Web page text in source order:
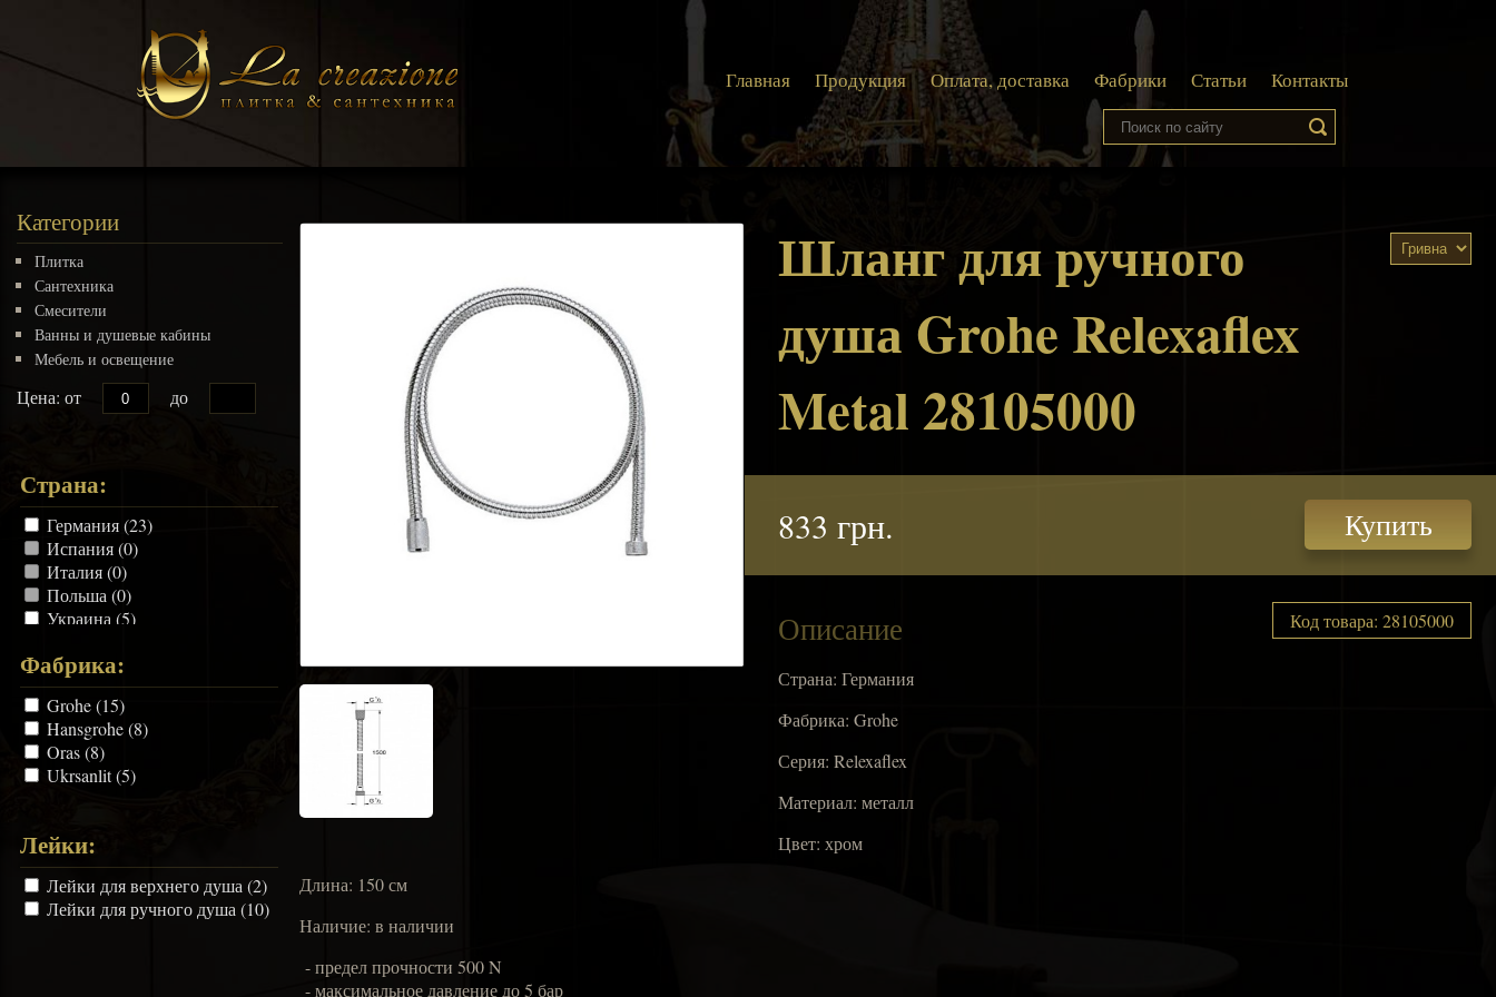
Главная Продукция Оплата, доставка Фабрики Статьи Контакты
Категории
Плитка
Сантехника
Смесители
Ванны и душевые кабины
Мебель и освещение
Цена: от до
Страна:
Германия (23)
Испания (0)
Италия (0)
Польша (0)
Украина (5)
Чехия (0)
Фабрика:
Grohe (15)
Hansgrohe (8)
Oras (8)
Ukrsanlit (5)
Лейки:
Лейки для верхнего душа (2)
Лейки для ручного душа (10)
Шланг для ручного
душа Grohe Relexaflex
Metal 28105000
833 грн. Купить
Описание Код товара: 28105000
Страна: Германия
Фабрика: Grohe
Серия: Relexaflex
Материал: металл
Цвет: хром
Длина: 150 см
Наличие: в наличии
- предел прочности 500 N
- максимальное давление до 5 бар